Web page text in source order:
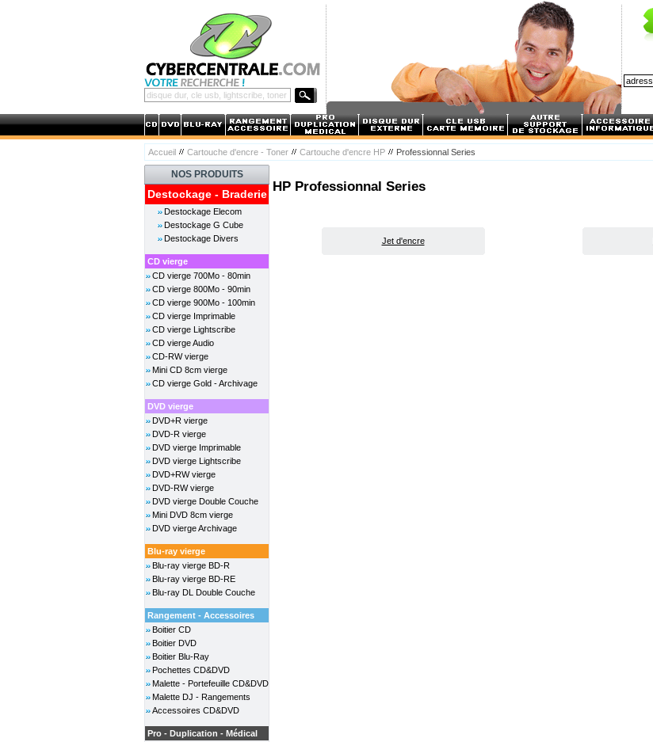
Accueil Cartouche d'encre - Toner Cartouche d'encre HP Professionnal Series
NOS PRODUITS
Destockage - Braderie
Destockage Elecom
Destockage G Cube
Destockage Divers
CD vierge
CD vierge 700Mo - 80min
CD vierge 800Mo - 90min
CD vierge 900Mo - 100min
CD vierge Imprimable
CD vierge Lightscribe
CD vierge Audio
CD-RW vierge
Mini CD 8cm vierge
CD vierge Gold - Archivage
DVD vierge
DVD+R vierge
DVD-R vierge
DVD vierge Imprimable
DVD vierge Lightscribe
DVD+RW vierge
DVD-RW vierge
DVD vierge Double Couche
Mini DVD 8cm vierge
DVD vierge Archivage
Blu-ray vierge
Blu-ray vierge BD-R
Blu-ray vierge BD-RE
Blu-ray DL Double Couche
Rangement - Accessoires
Boitier CD
Boitier DVD
Boitier Blu-Ray
Pochettes CD&DVD
Malette - Portefeuille CD&DVD
Malette DJ - Rangements
Accessoires CD&DVD
Pro - Duplication - Médical
HP Professionnal Series
Jet d'encre